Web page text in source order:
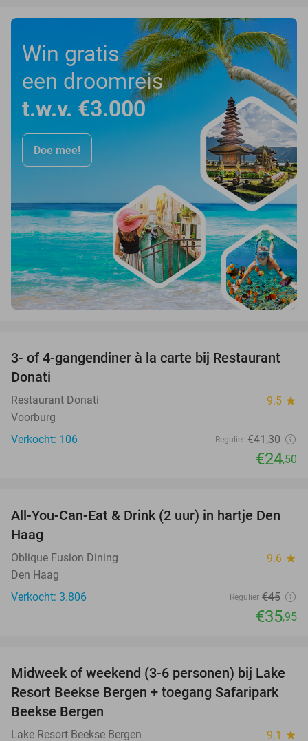
Win gratis
een droomreis
t.w.v. €3.000
Doe mee!
41%
3- of 4-gangendiner à la carte bij Restaurant
Donati
Restaurant Donati 9.5 star
Voorburg
Verkocht: 106
Regulier €41,30
€24,50
20%
All-You-Can-Eat & Drink (2 uur) in hartje Den
Haag
Oblique Fusion Dining 9.6 star
Den Haag
Verkocht: 3.806
Regulier €45
€35,95
53%
Midweek of weekend (3-6 personen) bij Lake
Resort Beekse Bergen + toegang Safaripark
Beekse Bergen
Lake Resort Beekse Bergen 9.1 star